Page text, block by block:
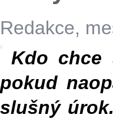
Redakce,
Kdo chce
pokud
slušný